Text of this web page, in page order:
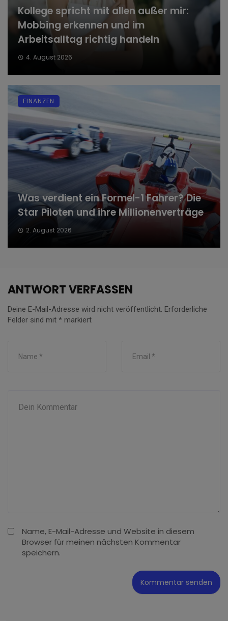
Kollege spricht mit allen außer mir:
Mobbing erkennen und im
Arbeitsalltag richtig handeln
4. August 2026
Was verdient ein Formel-1 Fahrer? Die
Star Piloten und ihre Millionenverträge
2. August 2026
FINANZEN
ANTWORT VERFASSEN
Deine E-Mail-Adresse wird nicht veröffentlicht. Erforderliche
Felder sind mit * markiert
Name, E-Mail-Adresse und Website in diesem
Browser für meinen nächsten Kommentar
speichern.